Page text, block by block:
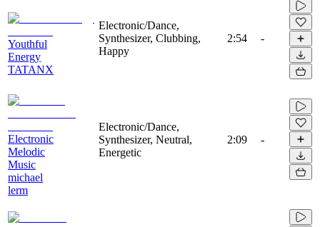
Youthful
Energy
TATANX
Electronic/Dance,
Synthesizer, Clubbing,
Happy
2:54 -
Electronic
Melodic
Music
michael
lerm
Electronic/Dance,
Synthesizer, Neutral,
Energetic
2:09 -